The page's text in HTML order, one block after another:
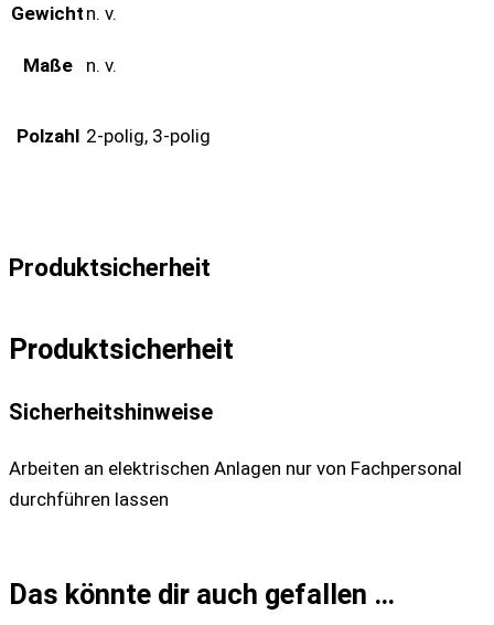
Gewicht n. v.
Maße n. v.
Polzahl 2-polig, 3-polig
Produktsicherheit
Produktsicherheit
Sicherheitshinweise
Arbeiten an elektrischen Anlagen nur von Fachpersonal
durchführen lassen
Das könnte dir auch gefallen …